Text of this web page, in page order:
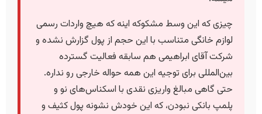
چیزی که این وسط مشکوکه اینه که هیچ واردات رسمی
لوازم خانگی متناسب با این حجم از پول گزارش نشده و
شرکت آقای ابراهیمی هم سابقه فعالیت گسترده
بین‌المللی برای توجیه این همه حواله خارجی رو نداره.
حتی گاهی مبالغ واریزی نقدی با اسکناس‌های نو و
پلمپ بانکی نبودن، که این خودش نشونه پول کثیف و